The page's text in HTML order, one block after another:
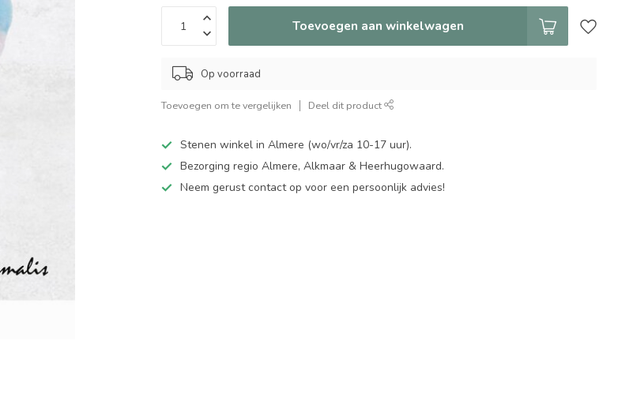
Toevoegen aan winkelwagen
Op voorraad
Toevoegen om te vergelijken Deel dit product
Stenen winkel in Almere (wo/vr/za 10-17 uur).
Bezorging regio Almere, Alkmaar & Heerhugowaard.
Neem gerust contact op voor een persoonlijk advies!